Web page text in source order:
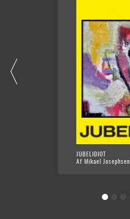
JUBELIDIOT
Af Mikael Josephsen